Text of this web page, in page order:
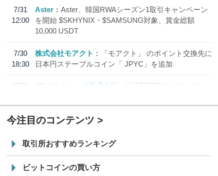
7/31
12:00
Aster
Aster、韓国RWAシーズン1取引キャンペーン
を開始 $SKHYNIX・$SAMSUNG対象、賞金総額
10,000 USDT
7/30
18:30
株式会社モアクト
「モアクト」 のポイント交換先に
日本円ステーブルコイン「 JPYC」を追加
7/29
SBI VCトレード株式会社
信託型円建てステーブル
今注目のコンテンツ
取引所おすすめランキング
ビットコインの買い方